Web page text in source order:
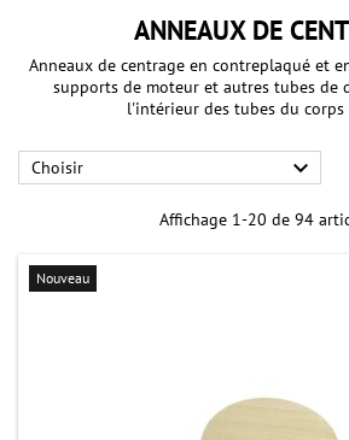
ANNEAUX DE
Anneaux de centrage en contreplaqué et
supports de moteur et autres tubes de
l'intérieur des tubes du corps
Choisir 
Affichage 1-20 de 94
Nouveau